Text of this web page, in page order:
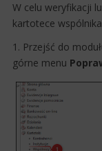
W celu weryfikacji
kartotece
1. Przejść do
górne menu